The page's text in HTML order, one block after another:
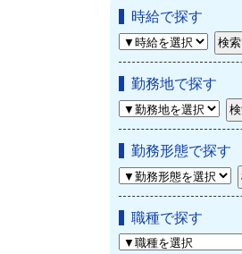
時給で探す
勤務地で探す
勤務形態で探す
職種で探す